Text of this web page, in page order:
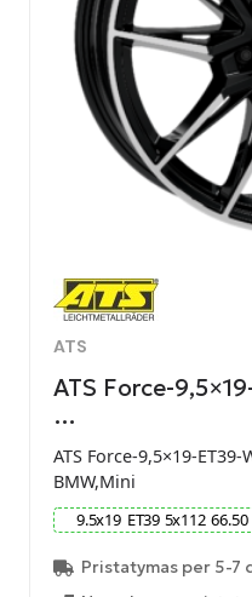
ATS
ATS Force-
…
ATS Force-9,5×19-
BMW,Mini
9.5x19 ET39 5x112 66.50
Pristatymas per 5-7